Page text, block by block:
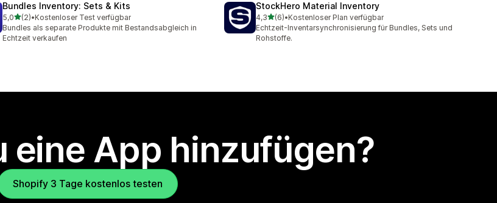
Bundles Inventory: Sets & Kits
5,0von 5 Sternen
(2)
2 Rezensionen insgesamt
•Kostenloser Test verfügbar
Bundles als separate Produkte mit Bestandsabgleich in
Echtzeit verkaufen
StockHero Material Inventory
4,3von 5 Sternen
(6)
6 Rezensionen insgesamt
•Kostenloser Plan verfügbar
Echtzeit-Inventarsynchronisierung für Bundles, Sets und
Rohstoffe.
eine App hinzufügen?
Shopify 3 Tage kostenlos testen